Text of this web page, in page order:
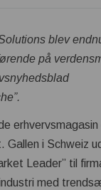
blev
på
erhvervsmagasin
Gallen i Schweiz
Leader” til
med